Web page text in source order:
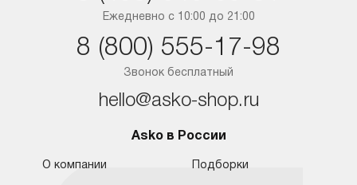
Ростов-на-Дону
Ежедневно с 10:00 до 21:00
Звонок бесплатный
8 (800) 555-17-98
hello@asko-shop.ru
Asko в России
О компании Подборки